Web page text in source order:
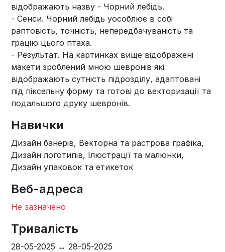
відображають назву - Чорний лебідь.
- Сенси. Чорний лебідь уособлює в собі
раптовість, точність, непередбачуваність та
грацію цього птаха.
- Результат. На картинках вище відображені
макети зроблений мною шевронів які
відображають сутність підрозділу, адаптовані
під піксельну форму та готові до векторизації та
подальшого друку шевронів.
Навички
Дизайн банерів, Векторна та растрова графіка,
Дизайн логотипів, Ілюстрації та малюнки,
Дизайн упаковок та етикеток
Веб-адреса
Не зазначено
Тривалість
28-05-2025 ↔ 28-05-2025